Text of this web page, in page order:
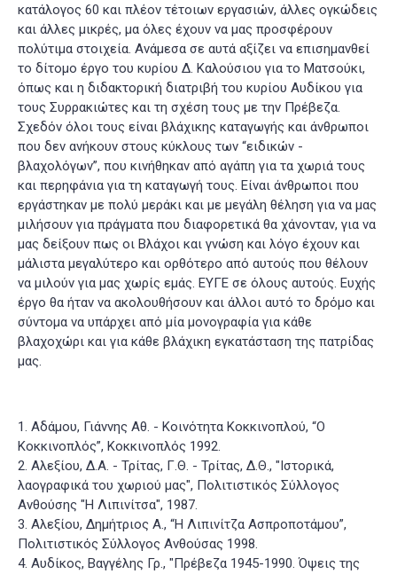
κατάλογος 60 και πλέον τέτοιων εργασιών, άλλες ογκώδεις
και άλλες μικρές, μα όλες έχουν να μας προσφέρουν
πολύτιμα στοιχεία. Ανάμεσα σε αυτά αξίζει να επισημανθεί
το δίτομο έργο του κυρίου Δ. Καλούσιου για το Ματσούκι,
όπως και η διδακτορική διατριβή του κυρίου Αυδίκου για
τους Συρρακιώτες και τη σχέση τους με την Πρέβεζα.
Σχεδόν όλοι τους είναι βλάχικης καταγωγής και άνθρωποι
που δεν ανήκουν στους κύκλους των “ειδικών -
βλαχολόγων”, που κινήθηκαν από αγάπη για τα χωριά τους
και περηφάνια για τη καταγωγή τους. Είναι άνθρωποι που
εργάστηκαν με πολύ μεράκι και με μεγάλη θέληση για να μας
μιλήσουν για πράγματα που διαφορετικά θα χάνονταν, για να
μας δείξουν πως οι Βλάχοι και γνώση και λόγο έχουν και
μάλιστα μεγαλύτερο και ορθότερο από αυτούς που θέλουν
να μιλούν για μας χωρίς εμάς. ΕΥΓΕ σε όλους αυτούς. Ευχής
έργο θα ήταν να ακολουθήσουν και άλλοι αυτό το δρόμο και
σύντομα να υπάρχει από μία μονογραφία για κάθε
βλαχοχώρι και για κάθε βλάχικη εγκατάσταση της πατρίδας
μας.
1. Αδάμου, Γιάννης Αθ. - Κοινότητα Κοκκινοπλού, “Ο
Κοκκινοπλός”, Κοκκινοπλός 1992.
2. Αλεξίου, Δ.Α. - Τρίτας, Γ.Θ. - Τρίτας, Δ.Θ., "Ιστορικά,
λαογραφικά του χωριού μας", Πολιτιστικός Σύλλογος
Ανθούσης "Η Λιπινίτσα", 1987.
3. Αλεξίου, Δημήτριος Α., “Η Λιπινίτζα Ασπροποτάμου”,
Πολιτιστικός Σύλλογος Ανθούσας 1998.
4. Αυδίκος, Βαγγέλης Γρ., "Πρέβεζα 1945-1990. Όψεις της